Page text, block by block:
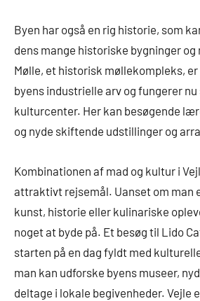
Byen har også en rig historie, som
dens mange historiske bygninger og
Mølle, et historisk møllekompleks,
byens industrielle arv og fungerer nu
kulturcenter. Her kan besøgende
og nyde skiftende udstillinger og
Kombinationen af mad og kultur i
attraktivt rejsemål. Uanset om man
kunst, historie eller kulinariske
noget at byde på. Et besøg til Lido
starten på en dag fyldt med
man kan udforske byens museer,
deltage i lokale begivenheder. Vejle